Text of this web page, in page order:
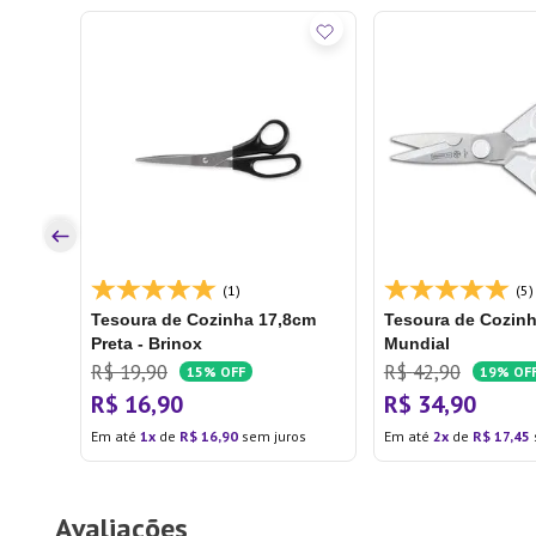
(1)
Tesoura de Cozinha 17,8cm
Preta - Brinox
R$ 19,90 15% OFF
R$ 16,90
Em até 1 de R$ 16,90sem juros
(5)
Tesoura de
Mundial
R$ 42,90 19%
R$ 34,90
Em até 2 de R$ 17,45
Avaliações